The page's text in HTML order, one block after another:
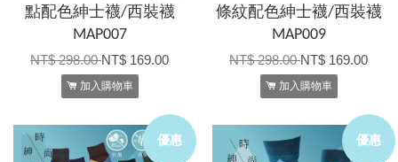
點配色紳士襪/西裝襪
MAP007
NT$ 298.00NT$ 169.00
加入購物車
條紋配色紳士襪/西裝襪
MAP009
NT$ 298.00NT$ 169.00
加入購物車
優惠 優惠